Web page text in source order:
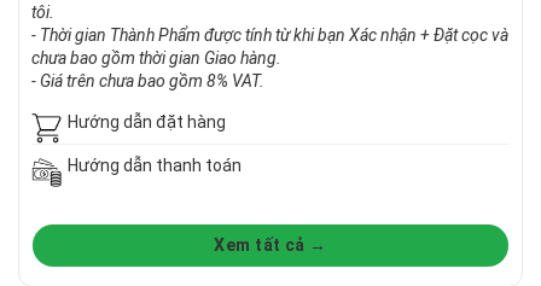
tôi.
- Thời gian Thành Phẩm được tính từ khi bạn Xác nhận + Đặt cọc và
chưa bao gồm thời gian Giao hàng.
- Giá trên chưa bao gồm 8% VAT.
Hướng dẫn đặt hàng
Hướng dẫn thanh toán
Xem tất cả →